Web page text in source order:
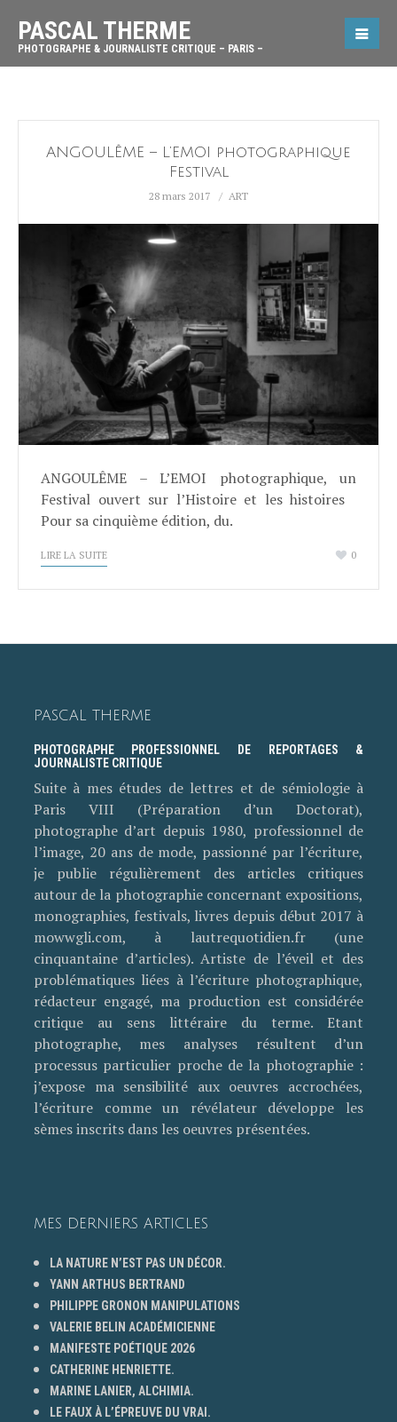
PASCAL THERME
PHOTOGRAPHE & JOURNALISTE CRITIQUE – PARIS –
ANGOULÊME – L’EMOI photographique
Festival
28 mars 2017 ART
ANGOULÊME – L’EMOI photographique, un
Festival ouvert sur l’Histoire et les histoires
Pour sa cinquième édition, du.
LIRE LA SUITE 0
PASCAL THERME
PHOTOGRAPHE PROFESSIONNEL DE REPORTAGES &
JOURNALISTE CRITIQUE
Suite à mes études de lettres et de sémiologie à
Paris VIII (Préparation d’un Doctorat),
photographe d’art depuis 1980, professionnel de
l’image, 20 ans de mode, passionné par l’écriture,
je publie régulièrement des articles critiques
autour de la photographie concernant expositions,
monographies, festivals, livres depuis début 2017 à
mowwgli.com, à lautrequotidien.fr (une
cinquantaine d’articles). Artiste de l’éveil et des
problématiques liées à l’écriture photographique,
rédacteur engagé, ma production est considérée
critique au sens littéraire du terme. Etant
photographe, mes analyses résultent d’un
processus particulier proche de la photographie :
j’expose ma sensibilité aux oeuvres accrochées,
l’écriture comme un révélateur développe les
sèmes inscrits dans les oeuvres présentées.
MES DERNIERS ARTICLES
LA NATURE N’EST PAS UN DÉCOR.
YANN ARTHUS BERTRAND
PHILIPPE GRONON MANIPULATIONS
VALERIE BELIN ACADÉMICIENNE
MANIFESTE POÉTIQUE 2026
CATHERINE HENRIETTE.
MARINE LANIER, ALCHIMIA.
LE FAUX À L’ÉPREUVE DU VRAI.